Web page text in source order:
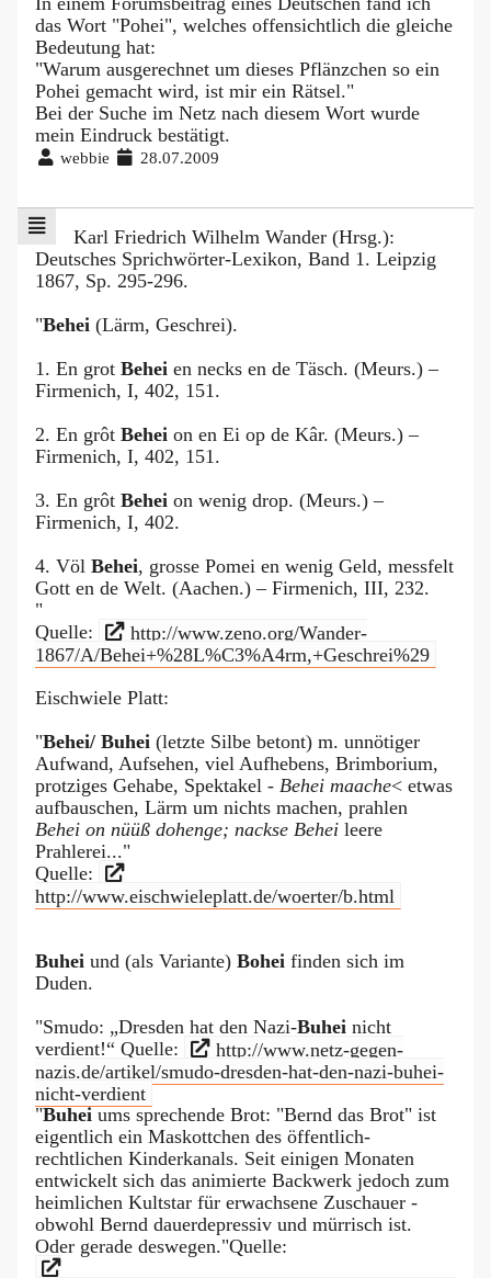
das Wort "Pohei", welches offensichtlich die gleiche
Bedeutung hat:
"Warum ausgerechnet um dieses Pflänzchen so ein
Pohei gemacht wird, ist mir ein Rätsel."
Bei der Suche im Netz nach diesem Wort wurde
mein Eindruck bestätigt.
webbie 28.07.2009
Karl Friedrich Wilhelm Wander (Hrsg.):
Deutsches Sprichwörter-Lexikon, Band 1. Leipzig
1867, Sp. 295-296.
"Behei (Lärm, Geschrei).
1. En grot Behei en necks en de Täsch. (Meurs.) –
Firmenich, I, 402, 151.
2. En grôt Behei on en Ei op de Kâr. (Meurs.) –
Firmenich, I, 402, 151.
3. En grôt Behei on wenig drop. (Meurs.) –
Firmenich, I, 402.
4. Völ Behei, grosse Pomei en wenig Geld, messfelt
Gott en de Welt. (Aachen.) – Firmenich, III, 232.
"
Quelle:
http://www.zeno.org/Wander-
1867/A/Behei+%28L%C3%A4rm,+Geschrei%29
Eischwiele Platt:
"Behei/ Buhei (letzte Silbe betont) m. unnötiger
Aufwand, Aufsehen, viel Aufhebens, Brimborium,
protziges Gehabe, Spektakel - Behei maache< etwas
aufbauschen, Lärm um nichts machen, prahlen
Behei on nüüß dohenge; nackse Behei leere
Prahlerei..."
Quelle:
http://www.eischwieleplatt.de/woerter/b.html
Buhei und (als Variante) Bohei finden sich im
Duden.
"Smudo: „Dresden hat den Nazi-Buhei nicht
verdient!“ Quelle:
http://www.netz-gegen-
nazis.de/artikel/smudo-dresden-hat-den-nazi-buhei-
nicht-verdient
"Buhei ums sprechende Brot: "Bernd das Brot" ist
eigentlich ein Maskottchen des öffentlich-
rechtlichen Kinderkanals. Seit einigen Monaten
entwickelt sich das animierte Backwerk jedoch zum
heimlichen Kultstar für erwachsene Zuschauer -
obwohl Bernd dauerdepressiv und mürrisch ist.
Oder gerade deswegen."Quelle: